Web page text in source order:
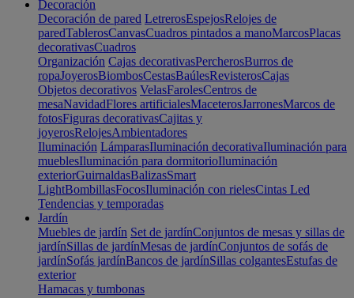
Decoración
Decoración de pared LetrerosEspejosRelojes de
paredTablerosCanvasCuadros pintados a manoMarcosPlacas
decorativasCuadros
Organización Cajas decorativasPercherosBurros de
ropaJoyerosBiombosCestasBaúlesRevisterosCajas
Objetos decorativos VelasFarolesCentros de
mesaNavidadFlores artificialesMaceterosJarronesMarcos de
fotosFiguras decorativasCajitas y
joyerosRelojesAmbientadores
Iluminación LámparasIluminación decorativaIluminación para
mueblesIluminación para dormitorioIluminación
exteriorGuirnaldasBalizasSmart
LightBombillasFocosIluminación con rielesCintas Led
Tendencias y temporadas
Jardín
Muebles de jardín Set de jardínConjuntos de mesas y sillas de
jardínSillas de jardínMesas de jardínConjuntos de sofás de
jardínSofás jardínBancos de jardínSillas colgantesEstufas de
exterior
Hamacas y tumbonas